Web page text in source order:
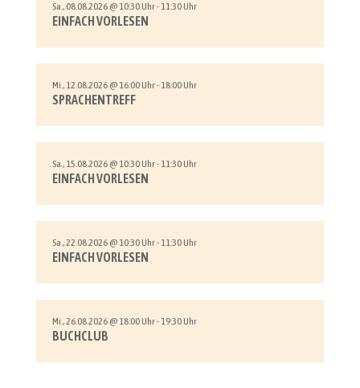
Sa., 08.08.2026 @ 10:30 Uhr - 11:30 Uhr
EINFACH VORLESEN
Mi., 12.08.2026 @ 16:00 Uhr - 18:00 Uhr
SPRACHENTREFF
Sa., 15.08.2026 @ 10:30 Uhr - 11:30 Uhr
EINFACH VORLESEN
Sa., 22.08.2026 @ 10:30 Uhr - 11:30 Uhr
EINFACH VORLESEN
Mi., 26.08.2026 @ 18:00 Uhr - 19:30 Uhr
BUCHCLUB